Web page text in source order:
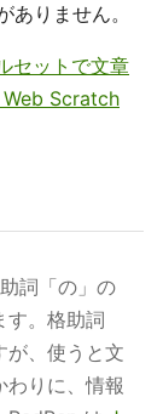
りません。
セットで文章
Scratch
詞「の」の
す。格助詞
が、使うと文
わりに、情報